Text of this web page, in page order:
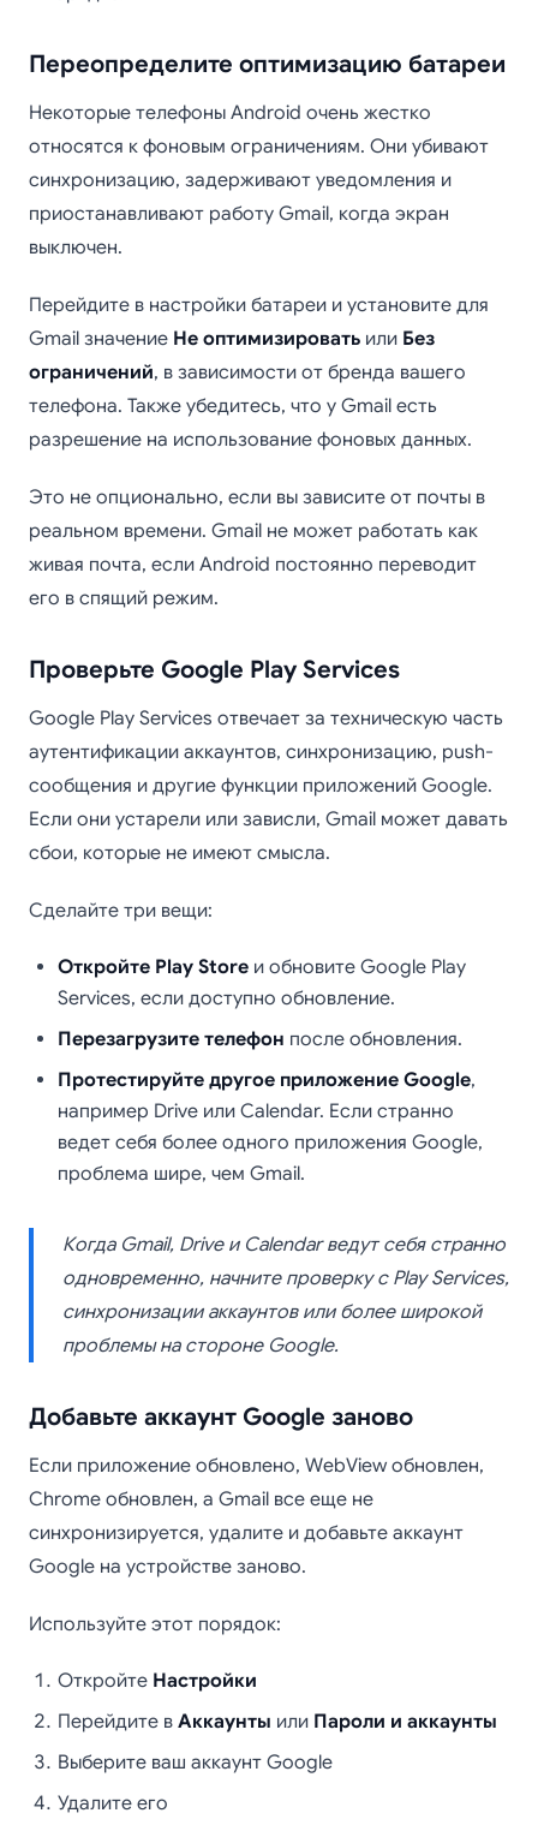
Переопределите оптимизацию батареи
Некоторые телефоны Android очень жестко
относятся к фоновым ограничениям. Они убивают
синхронизацию, задерживают уведомления и
приостанавливают работу Gmail, когда экран
выключен.
Перейдите в настройки батареи и установите для
Gmail значение Не оптимизировать или Без
ограничений, в зависимости от бренда вашего
телефона. Также убедитесь, что у Gmail есть
разрешение на использование фоновых данных.
Это не опционально, если вы зависите от почты в
реальном времени. Gmail не может работать как
живая почта, если Android постоянно переводит
его в спящий режим.
Проверьте Google Play Services
Google Play Services отвечает за техническую часть
аутентификации аккаунтов, синхронизацию, push-
сообщения и другие функции приложений Google.
Если они устарели или зависли, Gmail может давать
сбои, которые не имеют смысла.
Сделайте три вещи:
Откройте Play Store и обновите Google Play
Services, если доступно обновление.
Перезагрузите телефон после обновления.
Протестируйте другое приложение Google,
например Drive или Calendar. Если странно
ведет себя более одного приложения Google,
проблема шире, чем Gmail.
Когда Gmail, Drive и Calendar ведут себя странно
одновременно, начните проверку с Play Services,
синхронизации аккаунтов или более широкой
проблемы на стороне Google.
Добавьте аккаунт Google заново
Если приложение обновлено, WebView обновлен,
Chrome обновлен, а Gmail все еще не
синхронизируется, удалите и добавьте аккаунт
Google на устройстве заново.
Используйте этот порядок:
Откройте Настройки
Перейдите в Аккаунты или Пароли и аккаунты
Выберите ваш аккаунт Google
Удалите его